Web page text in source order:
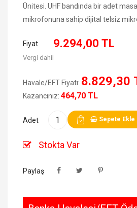
Ünitesi. UHF bandında bir adet
mikrofonuna sahip dijital telsiz
Fiyat 9.294,00 TL
Vergi dahil
Havale/EFT Fiyatı: 8.829,30
Kazancınız: 464,70 TL
Adet Sepete Ekle
Stokta Var
Paylaş